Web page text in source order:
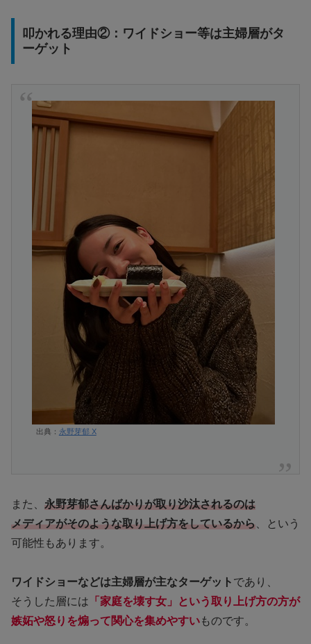
叩かれる理由②：ワイドショー等は主婦層がタ
ーゲット
出典： 永野芽郁 X
また、 永野芽郁さんばかりが取り沙汰されるのは
メディアがそのような取り上げ方をしているから 、という
可能性もあります。
ワイドショーなどは主婦層が主なターゲット であり、
そうした層には 「家庭を壊す女」という取り上げ方の方が
嫉妬や怒りを煽って関心を集めやすいものです。